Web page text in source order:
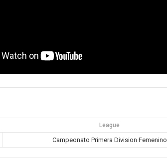
League
Campeonato Primera Division Femenino